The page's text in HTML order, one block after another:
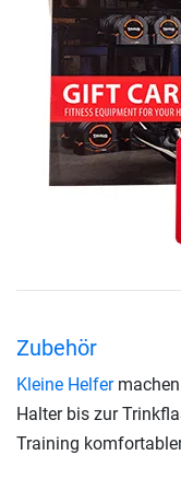
Zubehör
Kleine Helfermachen
Halter bis zur
Training